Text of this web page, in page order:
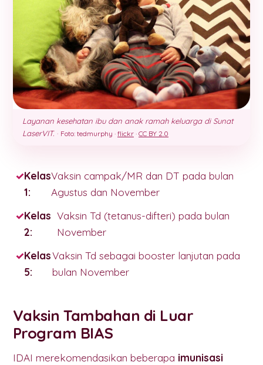
Layanan kesehatan ibu dan anak ramah keluarga di Sunat
LaserVIT. · Foto: tedmurphy · flickr · CC BY 2.0
Kelas
1:
Vaksin campak/MR dan DT pada bulan
Agustus dan November
Kelas
2:
Vaksin Td (tetanus-difteri) pada bulan
November
Kelas
5:
Vaksin Td sebagai booster lanjutan pada
bulan November
Vaksin Tambahan di Luar
Program BIAS
IDAI merekomendasikan beberapa imunisasi